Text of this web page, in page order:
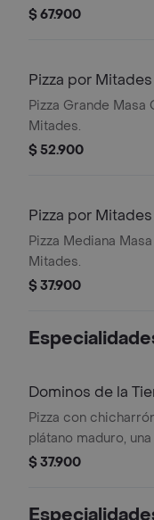
$ 67.900
Pizza por
Pizza Grande Masa
Mitades.
$ 52.900
Pizza por
Pizza Mediana
Mitades.
$ 37.900
Dominos de la
Pizza con
plátano maduro,
celebra los sabores
$ 37.900